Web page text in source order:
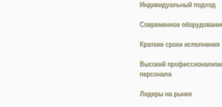
Индивидуальный подход
Современное
Краткие сроки исполнения
Высокий профессионализм
персонала
Лидеры на рынке